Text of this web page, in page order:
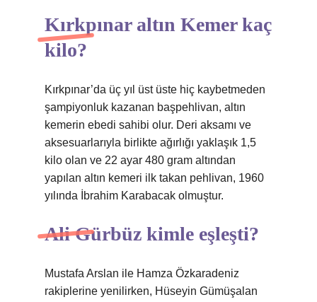
Kırkpınar altın Kemer kaç
kilo?
Kırkpınar’da üç yıl üst üste hiç kaybetmeden
şampiyonluk kazanan başpehlivan, altın
kemerin ebedi sahibi olur. Deri aksamı ve
aksesuarlarıyla birlikte ağırlığı yaklaşık 1,5
kilo olan ve 22 ayar 480 gram altından
yapılan altın kemeri ilk takan pehlivan, 1960
yılında İbrahim Karabacak olmuştur.
Ali Gürbüz kimle eşleşti?
Mustafa Arslan ile Hamza Özkaradeniz
rakiplerine yenilirken, Hüseyin Gümüşalan